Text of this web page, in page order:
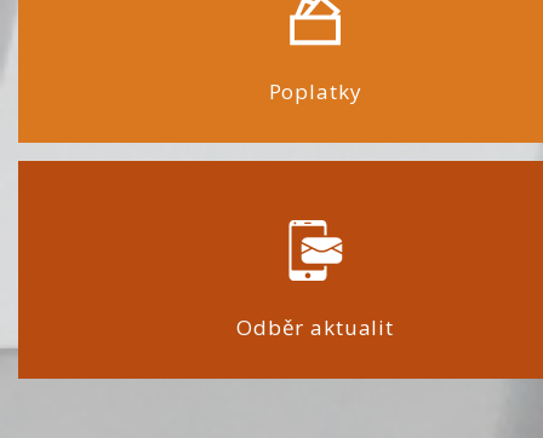
Poplatky
Odběr aktualit